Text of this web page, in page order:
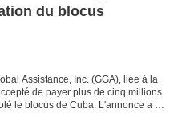
du blocus
Assistance, Inc. (GGA), liée à la
de payer plus de cinq millions
le blocus de Cuba. L'annonce a été